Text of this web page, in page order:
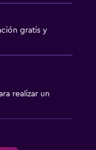
gratis y
realizar un